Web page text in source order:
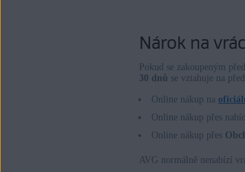
Všechny
Nárok na
Pokud se zakoupeným
30 dnů se vztahuje na
Online nákup na
Online nákup přes
Online nákup přes
AVG normálně nenabízí